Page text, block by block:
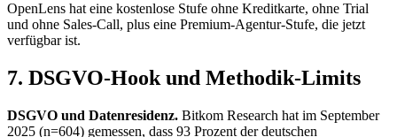
OpenLens hat eine kostenlose Stufe ohne Kreditkarte, ohne Trial
und ohne Sales-Call, plus eine Premium-Agentur-Stufe, die jetzt
verfügbar ist.
7. DSGVO-Hook und Methodik-Limits
DSGVO und Datenresidenz. Bitkom Research hat im September
2025 (n=604) gemessen, dass 93 Prozent der deutschen